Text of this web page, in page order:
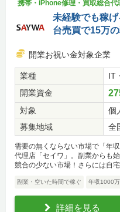
携帯・iPhone修理・買取総合代
未経験でも稼
台売買で15万
開業お祝い金対象企業
業種
IT
開業資金
対象
個
募集地域
全
需要の無くならない市場で「年
代理店「セイワ」。副業からも
競合の少ない市場！さらには自
副業・空いた時間で稼ぐ 年収1000
詳細を見る